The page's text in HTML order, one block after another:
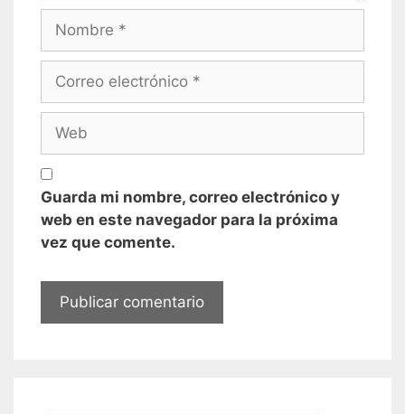
electrónico
Guarda mi nombre, correo electrónico y
web en este navegador para la próxima
vez que comente.